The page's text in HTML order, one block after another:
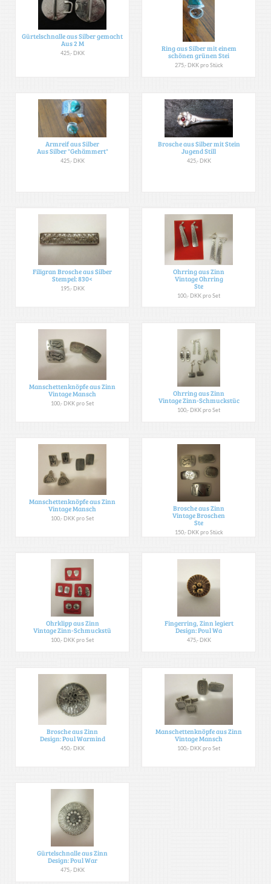
Gürtelschnalle aus Silber gemacht
Aus 2 M
425,- DKK
Ring aus Silber mit einem
schönen grünen Stei
275,- DKK pro Stück
Armreif aus Silber
Aus Silber "Gehämmert"
425,- DKK
Brosche aus Silber mit Stein
Jugend Still
425,- DKK
Filigran Brosche aus Silber
Stempel: 830<
195,- DKK
Ohrring aus Zinn
Vintage Ohrring
Ste
100,- DKK pro Set
Manschettenknöpfe aus Zinn
Vintage Mansch
100,- DKK pro Set
Ohrring aus Zinn
Vintage Zinn-Schmuckstüc
100,- DKK pro Set
Manschettenknöpfe aus Zinn
Vintage Mansch
100,- DKK pro Set
Brosche aus Zinn
Vintage Broschen
Ste
150,- DKK pro Stück
Ohrklipp aus Zinn
Vintage Zinn-Schmuckstü
100,- DKK pro Set
Fingerring, Zinn legiert
Design: Poul Wa
475,- DKK
Brosche aus Zinn
Design: Poul Warmind
450,- DKK
Manschettenknöpfe aus Zinn
Vintage Mansch
100,- DKK pro Set
Gürtelschnalle aus Zinn
Design: Poul War
475,- DKK